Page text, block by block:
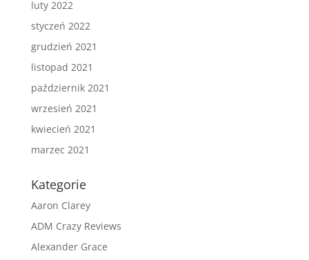
luty 2022
styczeń 2022
grudzień 2021
listopad 2021
październik 2021
wrzesień 2021
kwiecień 2021
marzec 2021
Kategorie
Aaron Clarey
ADM Crazy Reviews
Alexander Grace